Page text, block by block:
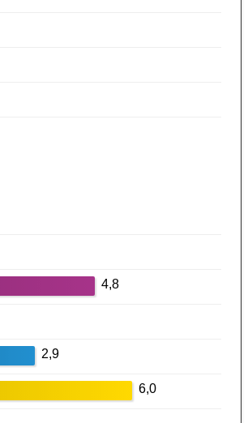
4,8
2,9
6,0